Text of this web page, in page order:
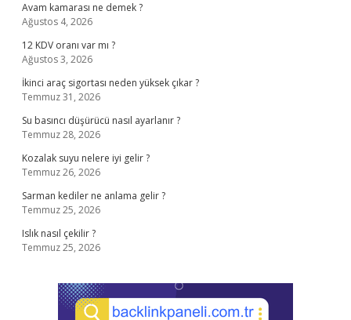
Avam kamarası ne demek ?
Ağustos 4, 2026
12 KDV oranı var mı ?
Ağustos 3, 2026
İkinci araç sigortası neden yüksek çıkar ?
Temmuz 31, 2026
Su basıncı düşürücü nasıl ayarlanır ?
Temmuz 28, 2026
Kozalak suyu nelere iyi gelir ?
Temmuz 26, 2026
Sarman kediler ne anlama gelir ?
Temmuz 25, 2026
Islık nasıl çekilir ?
Temmuz 25, 2026